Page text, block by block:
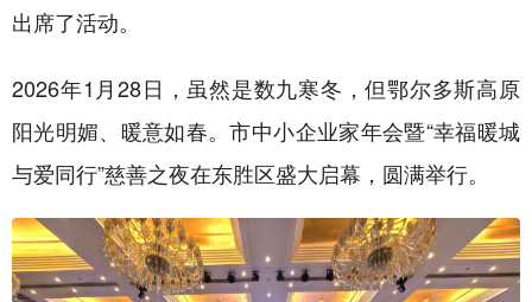
出席了活动。
2026年1月28日，虽然是数九寒冬，但鄂尔多斯高原
阳光明媚、暖意如春。市中小企业家年会暨“幸福暖城
与爱同行”慈善之夜在东胜区盛大启幕，圆满举行。